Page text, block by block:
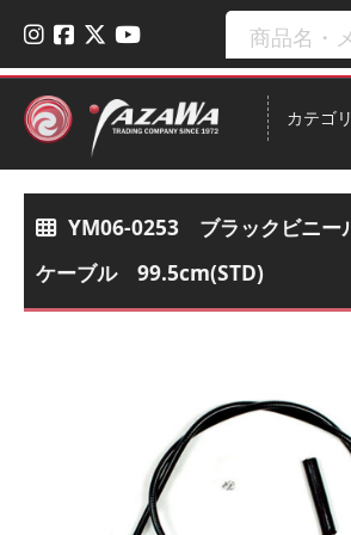
カテゴ
YM06-0253 ブラックビニ
ケーブル 99.5cm(STD)